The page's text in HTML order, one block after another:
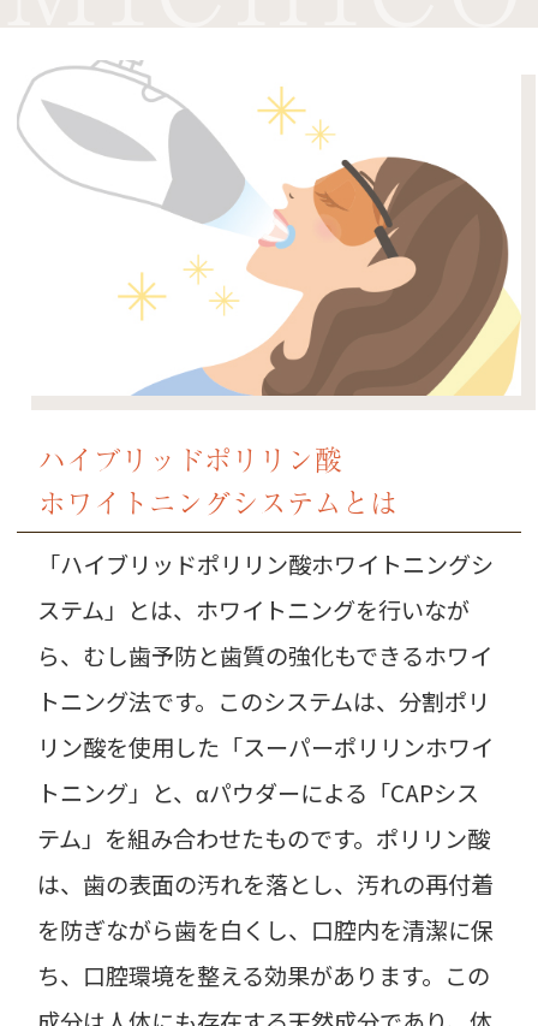
ハイブリッドポリリン酸
ホワイトニングシステムとは
「ハイブリッドポリリン酸ホワイトニングシ
ステム」とは、ホワイトニングを行いなが
ら、むし歯予防と歯質の強化もできるホワイ
トニング法です。このシステムは、分割ポリ
リン酸を使用した「スーパーポリリンホワイ
トニング」と、αパウダーによる「CAPシス
テム」を組み合わせたものです。ポリリン酸
は、歯の表面の汚れを落とし、汚れの再付着
を防ぎながら歯を白くし、口腔内を清潔に保
ち、口腔環境を整える効果があります。この